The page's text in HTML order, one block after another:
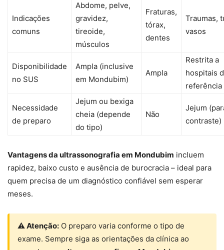
Indicações
comuns
Abdome, pelve,
gravidez,
tireoide,
músculos
Fraturas,
tórax,
dentes
Traumas,
vasos
Disponibilidade
no SUS
Ampla (inclusive
em Mondubim)
Ampla
Restrita a
hospitais
referência
Necessidade
de preparo
Jejum ou bexiga
cheia (depende
do tipo)
Não
Jejum
contraste)
Vantagens da ultrassonografia em Mondubim incluem
rapidez, baixo custo e ausência de burocracia – ideal para
quem precisa de um diagnóstico confiável sem esperar
meses.
⚠ Atenção: O preparo varia conforme o tipo de
exame. Sempre siga as orientações da clínica ao